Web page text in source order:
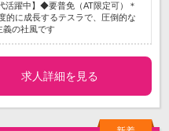
活躍中】◆要普免（AT限定可）＊
的に成長するテスラで、圧倒的な
義の社風です
求人詳細を見る